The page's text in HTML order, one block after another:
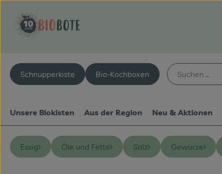
Schnupperkiste Bio-Kochboxen
Unsere Biokisten Aus der Region Neu & Aktionen
Essig Öle und Fette Salz Gewürze